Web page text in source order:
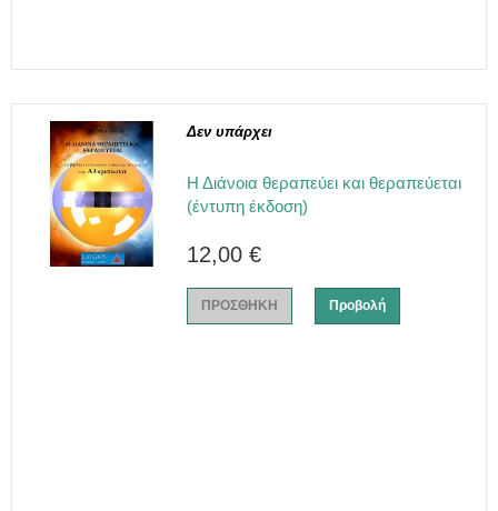
Δεν υπάρχει
Η Διάνοια θεραπεύει και θεραπεύεται
(έντυπη έκδοση)
12,00 €
ΠΡΟΣΘΗΚΗ Προβολή